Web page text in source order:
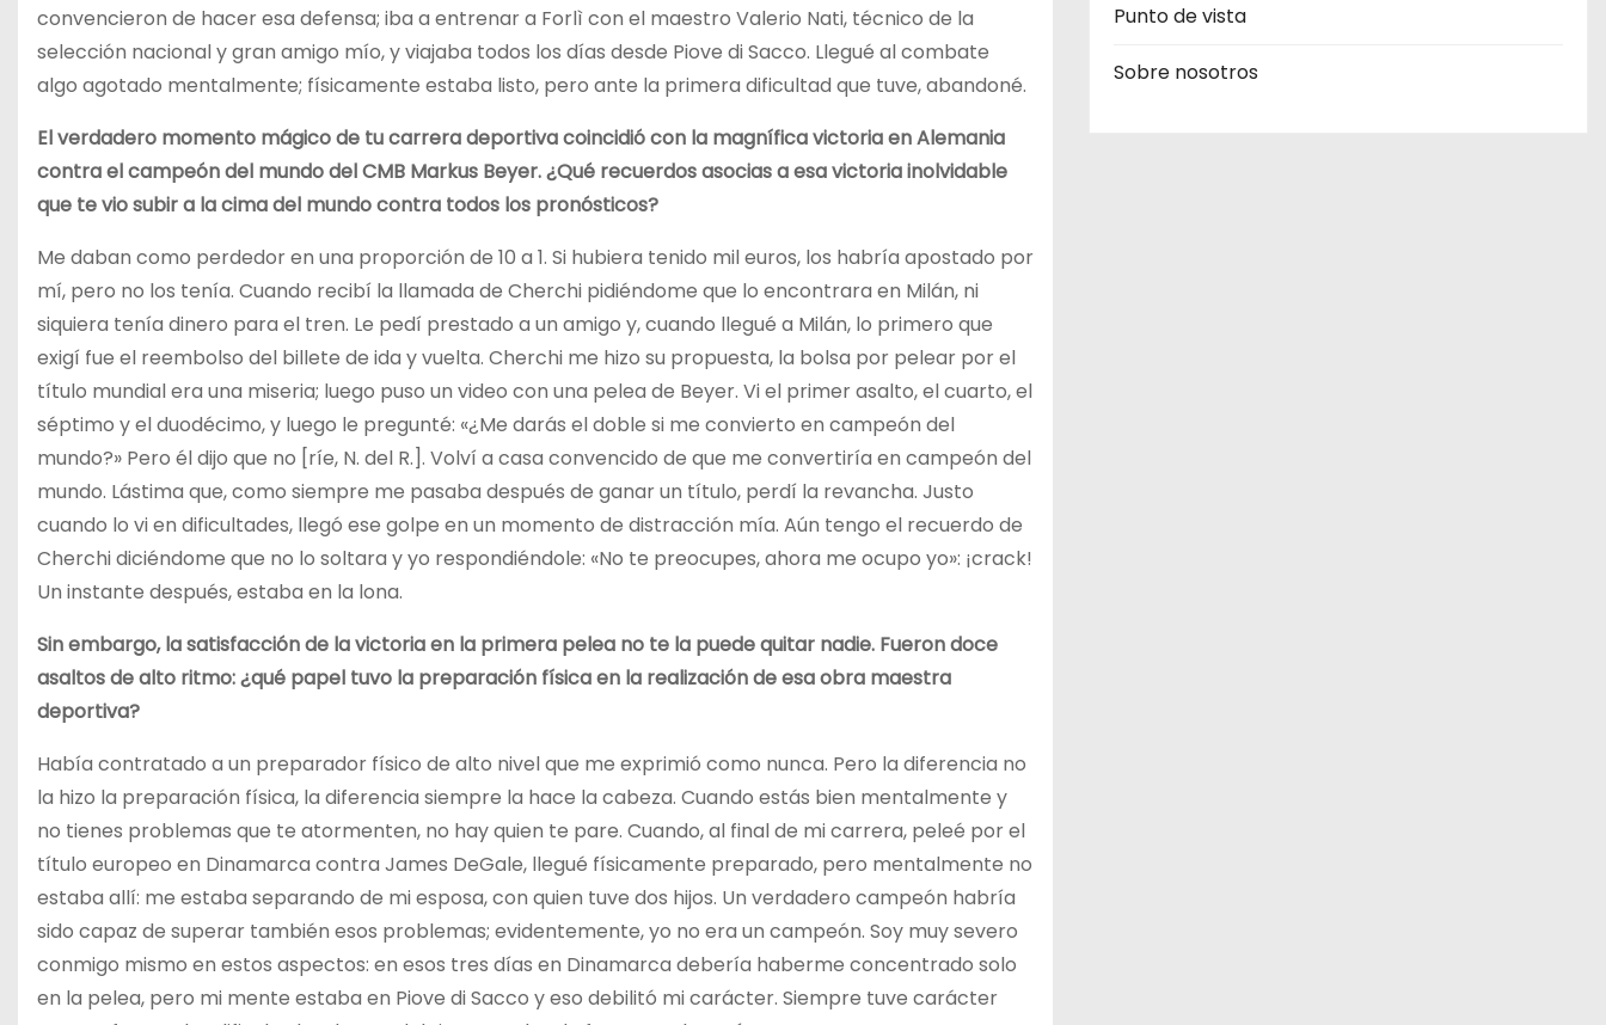
convencieron de hacer esa defensa; iba a entrenar a Forlì con el maestro Valerio Nati, técnico de la
selección nacional y gran amigo mío, y viajaba todos los días desde Piove di Sacco. Llegué al combate
algo agotado mentalmente; físicamente estaba listo, pero ante la primera dificultad que tuve, abandoné.
El verdadero momento mágico de tu carrera deportiva coincidió con la magnífica victoria en Alemania
contra el campeón del mundo del CMB Markus Beyer. ¿Qué recuerdos asocias a esa victoria inolvidable
que te vio subir a la cima del mundo contra todos los pronósticos?
Me daban como perdedor en una proporción de 10 a 1. Si hubiera tenido mil euros, los habría apostado por
mí, pero no los tenía. Cuando recibí la llamada de Cherchi pidiéndome que lo encontrara en Milán, ni
siquiera tenía dinero para el tren. Le pedí prestado a un amigo y, cuando llegué a Milán, lo primero que
exigí fue el reembolso del billete de ida y vuelta. Cherchi me hizo su propuesta, la bolsa por pelear por el
título mundial era una miseria; luego puso un video con una pelea de Beyer. Vi el primer asalto, el cuarto, el
séptimo y el duodécimo, y luego le pregunté: «¿Me darás el doble si me convierto en campeón del
mundo?» Pero él dijo que no [ríe, N. del R.]. Volví a casa convencido de que me convertiría en campeón del
mundo. Lástima que, como siempre me pasaba después de ganar un título, perdí la revancha. Justo
cuando lo vi en dificultades, llegó ese golpe en un momento de distracción mía. Aún tengo el recuerdo de
Cherchi diciéndome que no lo soltara y yo respondiéndole: «No te preocupes, ahora me ocupo yo»: ¡crack!
Un instante después, estaba en la lona.
Sin embargo, la satisfacción de la victoria en la primera pelea no te la puede quitar nadie. Fueron doce
asaltos de alto ritmo: ¿qué papel tuvo la preparación física en la realización de esa obra maestra
deportiva?
Había contratado a un preparador físico de alto nivel que me exprimió como nunca. Pero la diferencia no
la hizo la preparación física, la diferencia siempre la hace la cabeza. Cuando estás bien mentalmente y
no tienes problemas que te atormenten, no hay quien te pare. Cuando, al final de mi carrera, peleé por el
título europeo en Dinamarca contra James DeGale, llegué físicamente preparado, pero mentalmente no
estaba allí: me estaba separando de mi esposa, con quien tuve dos hijos. Un verdadero campeón habría
sido capaz de superar también esos problemas; evidentemente, yo no era un campeón. Soy muy severo
conmigo mismo en estos aspectos: en esos tres días en Dinamarca debería haberme concentrado solo
en la pelea, pero mi mente estaba en Piove di Sacco y eso debilitó mi carácter. Siempre tuve carácter
Punto de vista
Sobre nosotros